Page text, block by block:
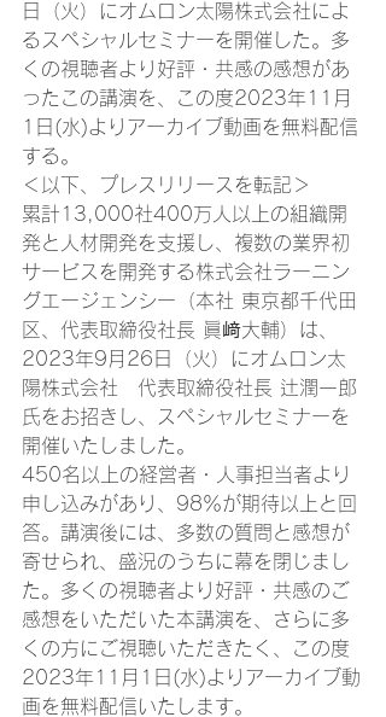
日（火）にオムロン太陽株式会社によ
るスペシャルセミナーを開催した。多
くの視聴者より好評・共感の感想があ
ったこの講演を、この度2023年11月
1日(水)よりアーカイブ動画を無料配信
する。
＜以下、プレスリリースを転記＞
累計13,000社400万人以上の組織開
発と人材開発を支援し、複数の業界初
サービスを開発する株式会社ラーニン
グエージェンシー（本社 東京都千代田
区、代表取締役社長 眞﨑大輔）は、
2023年9月26日（火）にオムロン太
陽株式会社　代表取締役社長 辻󠄀潤一郎
氏をお招きし、スペシャルセミナーを
開催いたしました。
450名以上の経営者・人事担当者より
申し込みがあり、98％が期待以上と回
答。講演後には、多数の質問と感想が
寄せられ、盛況のうちに幕を閉じまし
た。多くの視聴者より好評・共感のご
感想をいただいた本講演を、さらに多
くの方にご視聴いただきたく、この度
2023年11月1日(水)よりアーカイブ動
画を無料配信いたします。